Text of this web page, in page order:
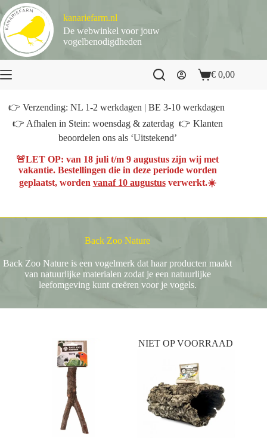
naar
de
inhoud
kanariefarm.nl
De webwinkel voor jouw
vogelbenodigdheden
Winkelwagen
€ 0,00
👉 Verzending: NL 1-2 werkdagen | BE 3-10 werkdagen
👉 Afhalen in Stein: woensdag & zaterdag 👉 Klanten
beoordelen ons als ‘Uitstekend’
🚨LET OP: van 18 juli t/m 9 augustus zijn wij met
vakantie. Bestellingen die in deze periode worden
geplaatst, worden vanaf 10 augustusverwerkt.☀️
Back Zoo Nature
Back Zoo Nature is een vogelmerk dat haar producten maakt
van natuurlijke materialen zodat je een natuurlijke
leefomgeving kunt creëren voor je vogels.
NIET OP VOORRAAD